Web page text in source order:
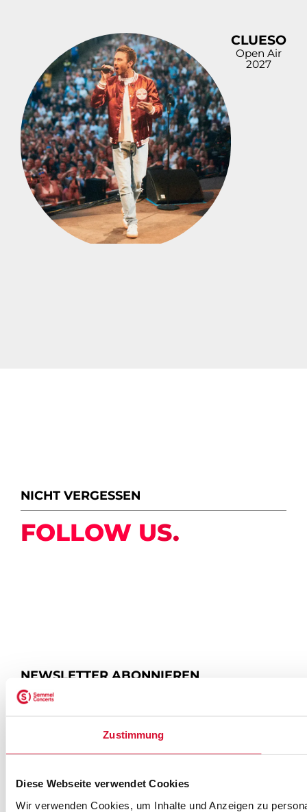
Zustimmung
Diese Webseite verwendet Cookies
Wir verwenden Cookies, um Inhalte und Anzeigen zu
CLUESO
Open Air
2027
NICHT VERGESSEN
FOLLOW US.
NEWSLETTER ABONNIEREN
SEMMEL @ SOCIAL MEDIA